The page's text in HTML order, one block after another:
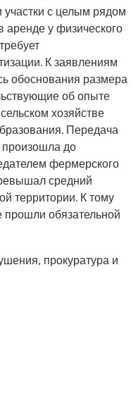
участки с целым рядом
у физического
К заявлениям
обоснования размера
об опыте
хозяйстве
Передача
произошла до
фермерского
средний
территории. К тому
прошли обязательной
прокуратура и